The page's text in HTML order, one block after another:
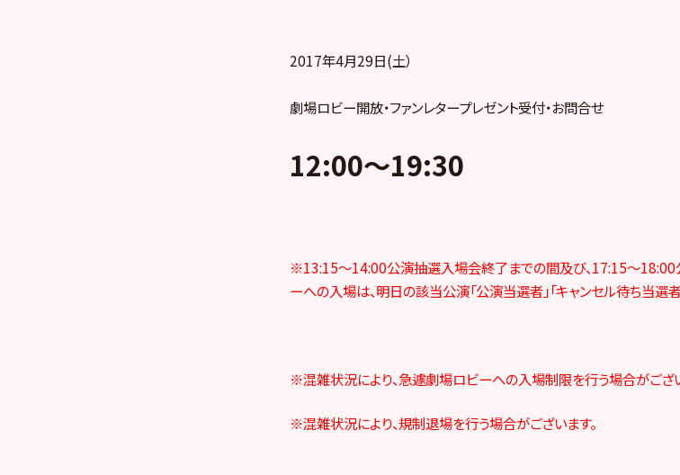
2017年4月29日(土）
劇場ロビー開放・ファンレタープレゼント受付・お問合せ
12:00～19:30
※13:15～14:00公演抽選入場会終了までの間及び、17:15～18:00
ーへの入場は、明日の該当公演「公演当選者」「キャンセル待ち当選
※混雑状況により、急遽劇場ロビーへの入場制限を行う場合がござ
※混雑状況により、規制退場を行う場合がございます。